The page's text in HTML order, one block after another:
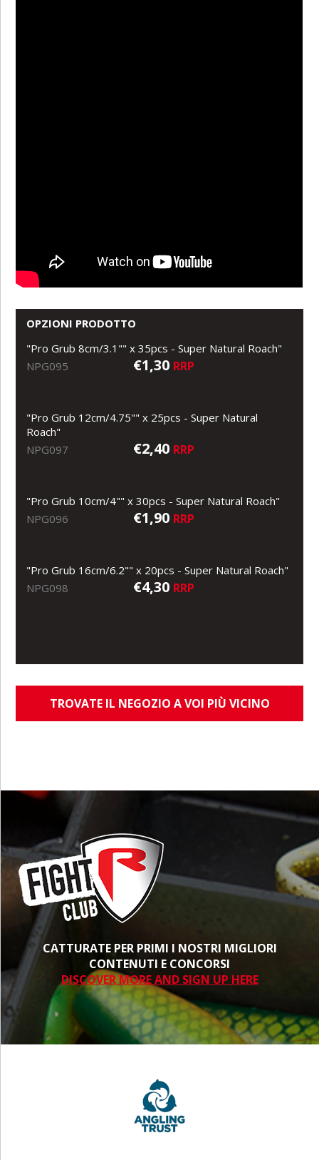
OPZIONI PRODOTTO
"Pro Grub 8cm/3.1"" x 35pcs - Super Natural Roach"
NPG095
€1,30 RRP
"Pro Grub 12cm/4.75"" x 25pcs - Super Natural
Roach"
NPG097
€2,40 RRP
"Pro Grub 10cm/4"" x 30pcs - Super Natural Roach"
NPG096
€1,90 RRP
"Pro Grub 16cm/6.2"" x 20pcs - Super Natural Roach"
NPG098
€4,30 RRP
TROVATE IL NEGOZIO A VOI PIÙ VICINO
CATTURATE PER PRIMI I NOSTRI MIGLIORI
CONTENUTI E CONCORSI
DISCOVER MORE AND SIGN UP HERE